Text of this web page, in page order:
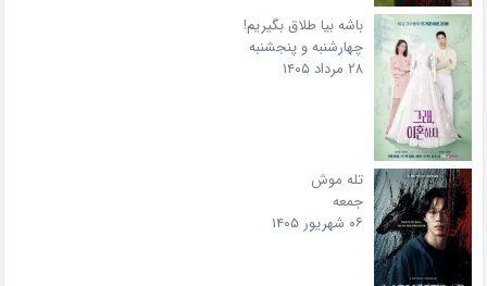
باشه بیا طلاق بگیریم!
چهارشنبه و پنجشنبه
۲۸ مرداد ۱۴۰۵
تله موش
جمعه
۰۶ شهریور ۱۴۰۵